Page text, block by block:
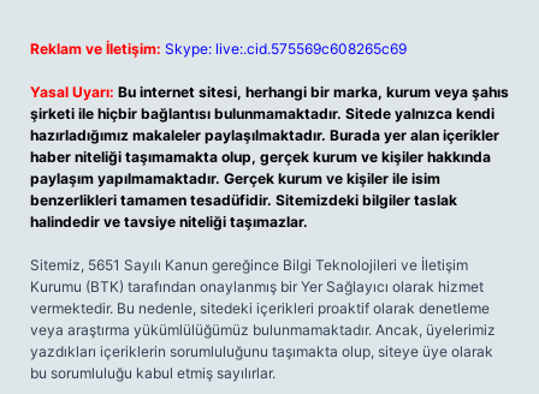
Reklam ve İletişim: Skype: live:.cid.575569c608265c69
Yasal Uyarı: Bu internet sitesi, herhangi bir marka, kurum veya şahıs
şirketi ile hiçbir bağlantısı bulunmamaktadır. Sitede yalnızca kendi
hazırladığımız makaleler paylaşılmaktadır. Burada yer alan içerikler
haber niteliği taşımamakta olup, gerçek kurum ve kişiler hakkında
paylaşım yapılmamaktadır. Gerçek kurum ve kişiler ile isim
benzerlikleri tamamen tesadüfidir. Sitemizdeki bilgiler taslak
halindedir ve tavsiye niteliği taşımazlar.
Sitemiz, 5651 Sayılı Kanun gereğince Bilgi Teknolojileri ve İletişim
Kurumu (BTK) tarafından onaylanmış bir Yer Sağlayıcı olarak hizmet
vermektedir. Bu nedenle, sitedeki içerikleri proaktif olarak denetleme
veya araştırma yükümlülüğümüz bulunmamaktadır. Ancak, üyelerimiz
yazdıkları içeriklerin sorumluluğunu taşımakta olup, siteye üye olarak
bu sorumluluğu kabul etmiş sayılırlar.